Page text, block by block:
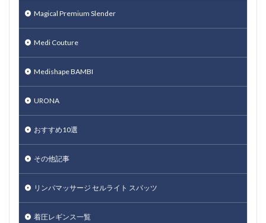
Magical Premium Slender
Medi Couture
Medishape BAMBI
URONA
おすすめ10選
その他記事
リンパマッサージ セルライト スパッツ
着圧レギンス一覧